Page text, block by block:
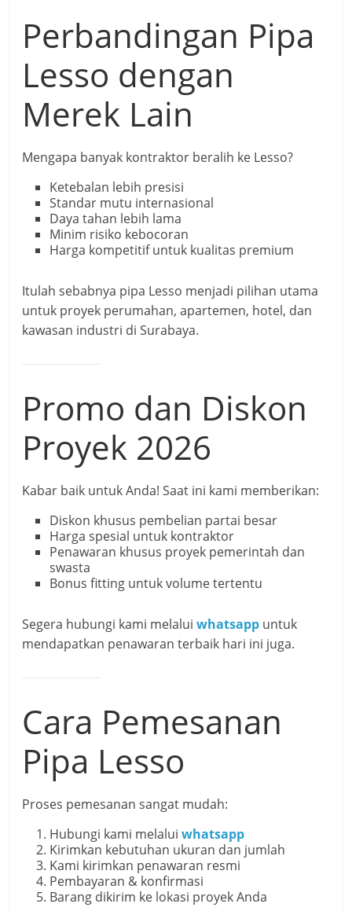
Perbandingan Pipa
Lesso dengan
Merek Lain
Mengapa banyak kontraktor beralih ke Lesso?
Ketebalan lebih presisi
Standar mutu internasional
Daya tahan lebih lama
Minim risiko kebocoran
Harga kompetitif untuk kualitas premium
Itulah sebabnya pipa Lesso menjadi pilihan utama
untuk proyek perumahan, apartemen, hotel, dan
kawasan industri di Surabaya.
Promo dan Diskon
Proyek 2026
Kabar baik untuk Anda! Saat ini kami memberikan:
Diskon khusus pembelian partai besar
Harga spesial untuk kontraktor
Penawaran khusus proyek pemerintah dan
swasta
Bonus fitting untuk volume tertentu
Segera hubungi kami melaluiwhatsapp untuk
mendapatkan penawaran terbaik hari ini juga.
Cara Pemesanan
Pipa Lesso
Proses pemesanan sangat mudah:
Hubungi kami melaluiwhatsapp
Kirimkan kebutuhan ukuran dan jumlah
Kami kirimkan penawaran resmi
Pembayaran & konfirmasi
Barang dikirim ke lokasi proyek Anda